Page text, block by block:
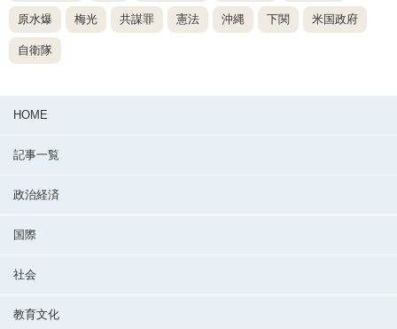
原水爆 梅光 共謀罪 憲法 沖縄 下関 米国政府
自衛隊
HOME
記事一覧
政治経済
国際
社会
教育文化